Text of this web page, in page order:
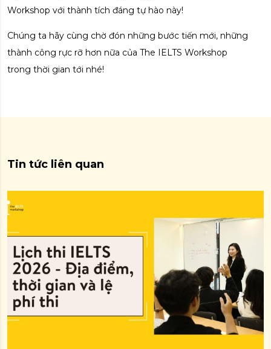
Workshop với thành tích đáng tự hào này!
Chúng ta hãy cùng chờ đón những bước tiến mới, những
thành công rực rỡ hơn nữa của The IELTS Workshop
trong thời gian tới nhé!
Tin tức liên quan